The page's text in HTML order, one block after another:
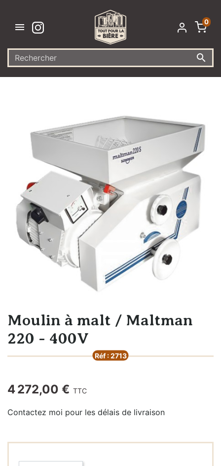


0
Moulin à malt / Maltman
220 - 400V
Réf : 2713
4 272,00 € TTC
Contactez moi pour les délais de livraison